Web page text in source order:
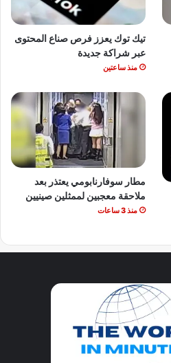
تيك توك يعزز فرص صناع المحتوى
عبر شراكة جديدة
منذ ساعتين
مطار سوفارنابومي يعتذر بعد
ملاحقة معجبين لممثلين صينيين
منذ 3 ساعات